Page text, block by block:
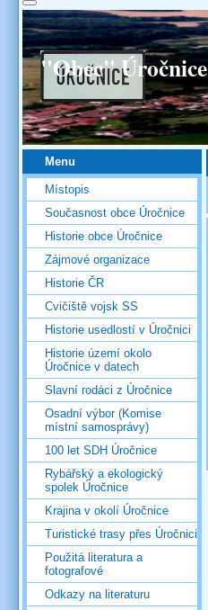
"Obec" Úročnice
Menu
Místopis
Současnost obce Úročnice
Historie obce Úročnice
Zájmové organizace
Historie ČR
Cvičiště vojsk SS
Historie usedlostí v Úročnici
Historie území okolo
Úročnice v datech
Slavní rodáci z Úročnice
Osadní výbor (Komise
místní samosprávy)
100 let SDH Úročnice
Rybářský a ekologický
spolek Úročnice
Krajina v okolí Úročnice
Turistické trasy přes Úročnici
Použitá literatura a
fotografové
Odkazy na literaturu